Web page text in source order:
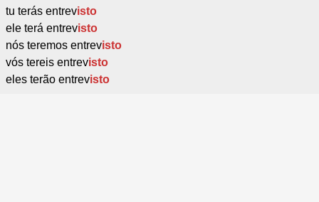
tu terás entrevisto
ele terá entrevisto
nós teremos entrevisto
vós tereis entrevisto
eles terão entrevisto